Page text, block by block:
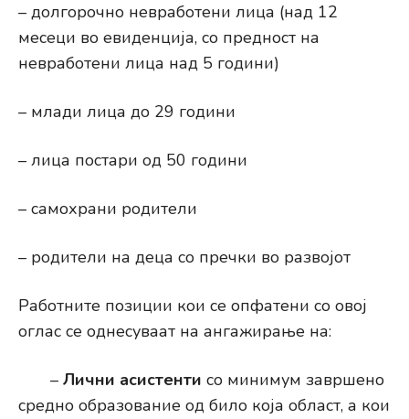
– долгорочно невработени лица (над 12
месеци во евиденција, со предност на
невработени лица над 5 години)
– млади лица до 29 години
– лица постари од 50 години
– самохрани родители
– родители на деца со пречки во развојот
Работните позиции кои се опфатени со овој
оглас се однесуваат на ангажирање на:
– Лични асистенти со минимум завршено
средно образование од било која област, а кои